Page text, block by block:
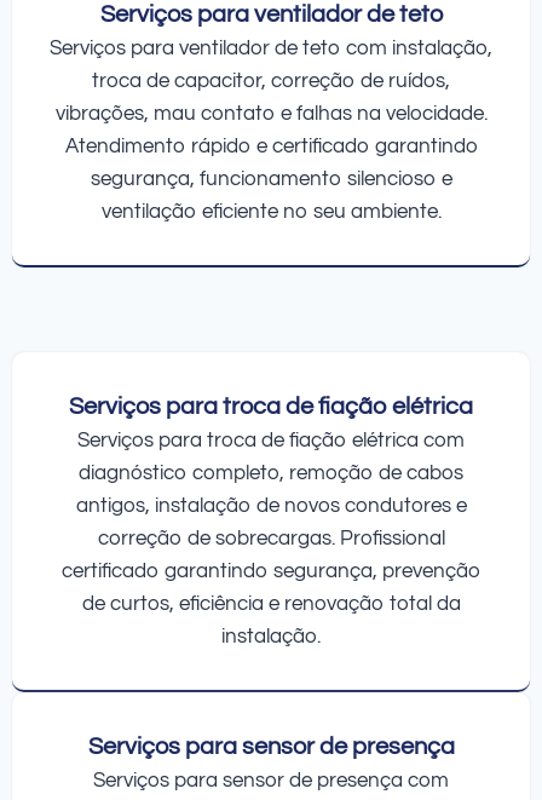
Serviços para ventilador de teto
Serviços para ventilador de teto com instalação,
troca de capacitor, correção de ruídos,
vibrações, mau contato e falhas na velocidade.
Atendimento rápido e certificado garantindo
segurança, funcionamento silencioso e
ventilação eficiente no seu ambiente.
Serviços para troca de fiação elétrica
Serviços para troca de fiação elétrica com
diagnóstico completo, remoção de cabos
antigos, instalação de novos condutores e
correção de sobrecargas. Profissional
certificado garantindo segurança, prevenção
de curtos, eficiência e renovação total da
instalação.
Serviços para sensor de presença
Serviços para sensor de presença com